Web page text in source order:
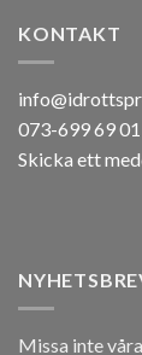
KONTAKT
073-699 69 01
Skicka ett
Missa inte